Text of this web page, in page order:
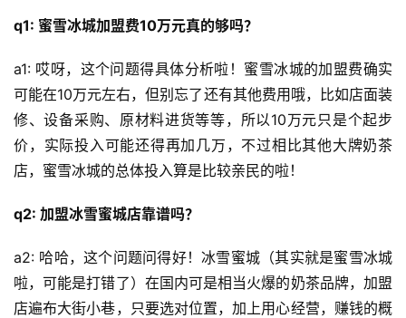
q1: 蜜雪冰城加盟费10万元真的够吗？
a1: 哎呀，这个问题得具体分析啦！蜜雪冰城的加盟费确实
可能在10万元左右，但别忘了还有其他费用哦，比如店面装
修、设备采购、原材料进货等等，所以10万元只是个起步
价，实际投入可能还得再加几万，不过相比其他大牌奶茶
店，蜜雪冰城的总体投入算是比较亲民的啦！
q2: 加盟冰雪蜜城店靠谱吗？
a2: 哈哈，这个问题问得好！冰雪蜜城（其实就是蜜雪冰城
啦，可能是打错了）在国内可是相当火爆的奶茶品牌，加盟
店遍布大街小巷，只要选对位置，加上用心经营，赚钱的概